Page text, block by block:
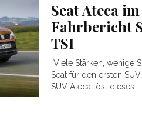
Seat Ateca
Fahrbericht
TSI
„Viele Stärken, wenige
Seat für den ersten
SUV Ateca löst dieses...